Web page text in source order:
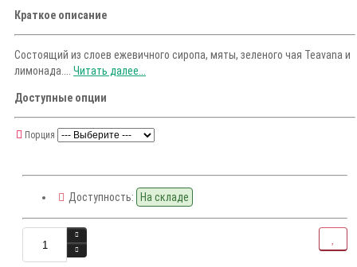
Краткое описание
Состоящий из слоев ежевичного сиропа, мяты, зеленого чая Teavana и
лимонада.... Читать далее...
Доступные опции
Порция
Доступность: На складе